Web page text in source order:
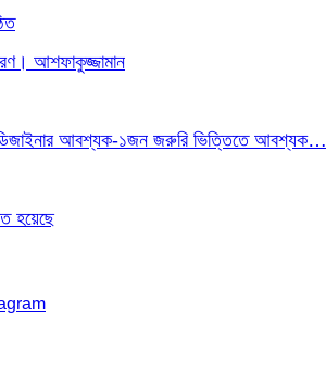
আশফাকুজ্জামান
আবশ্যক-১জন জরুরি ভিত্তিতে আবশ্যক…
হয়েছে